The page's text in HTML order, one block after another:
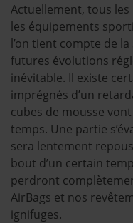
Actuellement, tous les
les équipements
l’on tient compte de
futures évolutions
inévitable. Il existe
imprégnés d’un
cubes de mousse
temps. Une partie
sera lentement
bout d’un certain
perdront
AirBags et nos
ignifuges.